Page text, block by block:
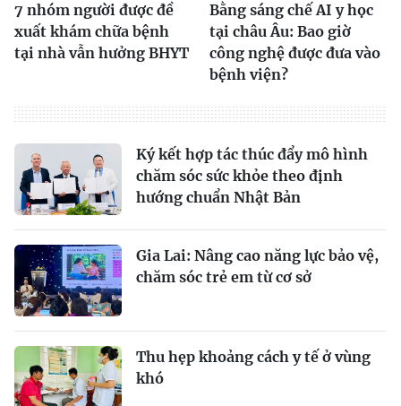
7 nhóm người được đề
xuất khám chữa bệnh
tại nhà vẫn hưởng BHYT
Bằng sáng chế AI y học
tại châu Âu: Bao giờ
công nghệ được đưa vào
bệnh viện?
Ký kết hợp tác thúc đẩy mô hình
chăm sóc sức khỏe theo định
hướng chuẩn Nhật Bản
Gia Lai: Nâng cao năng lực bảo vệ,
chăm sóc trẻ em từ cơ sở
Thu hẹp khoảng cách y tế ở vùng
khó